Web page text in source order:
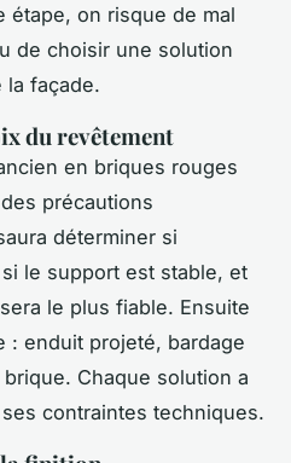
étape, on risque de mal
de choisir une solution
la façade.
du revêtement
en briques rouges
précautions
déterminer si
le support est stable, et
le plus fiable. Ensuite
: enduit projeté, bardage
Chaque solution a
contraintes techniques.